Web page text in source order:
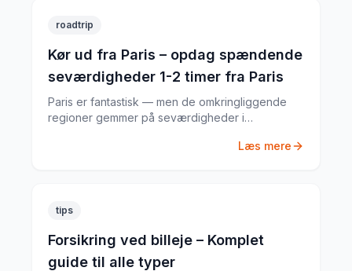
roadtrip
Kør ud fra Paris – opdag spændende
seværdigheder 1-2 timer fra Paris
Paris er fantastisk — men de omkringliggende
regioner gemmer på seværdigheder i
Læs mere
tips
Forsikring ved billeje – Komplet
guide til alle typer